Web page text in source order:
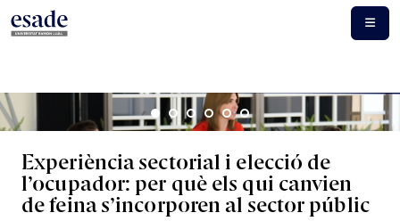
Experiència sectorial i elecció de
l’ocupador: per què els qui canvien
de feina s’incorporen al sector públic